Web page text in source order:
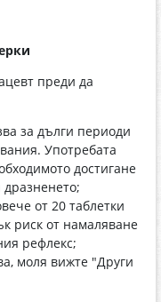
преди да
за дълги периоди
Употребата
достигане
от 20 таблетки
риск от намаляване
рефлекс;
моля вижте "Други